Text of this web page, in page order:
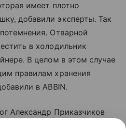
имеет плотно
добавили эксперты. Так
Отварной
в холодильник
В целом в этом случае
правилам хранения
в ABBIN.
Александр Приказчиков